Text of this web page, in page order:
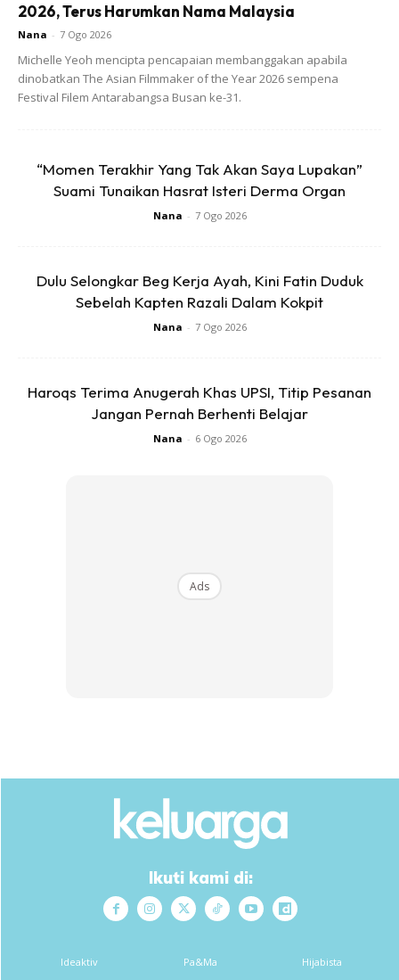
“Dua-dua cantik dan berbakat. Tapi favourite saya Rani.”
2026, Terus Harumkan Nama Malaysia
Nana - 7 Ogo 2026
Michelle Yeoh mencipta pencapaian membanggakan apabila
dinobatkan The Asian Filmmaker of the Year 2026 sempena
Festival Filem Antarabangsa Busan ke-31.
“Momen Terakhir Yang Tak Akan Saya Lupakan”
Suami Tunaikan Hasrat Isteri Derma Organ
Nana - 7 Ogo 2026
Dulu Selongkar Beg Kerja Ayah, Kini Fatin Duduk
Sebelah Kapten Razali Dalam Kokpit
Nana - 7 Ogo 2026
Haroqs Terima Anugerah Khas UPSI, Titip Pesanan
Jangan Pernah Berhenti Belajar
Nana - 6 Ogo 2026
Ads
Ikuti kami di:
Ideaktiv Pa&Ma Hijabista